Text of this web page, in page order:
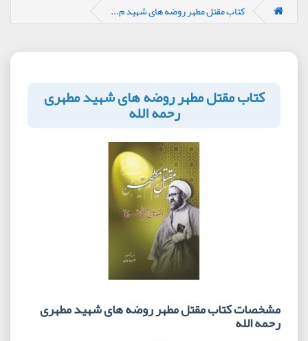
کتاب مقتل مطهر روضه های شهید م...
کتاب مقتل مطهر روضه های شهید مطهری
رحمه الله
مشخصات کتاب مقتل مطهر روضه های شهید مطهری
رحمه الله